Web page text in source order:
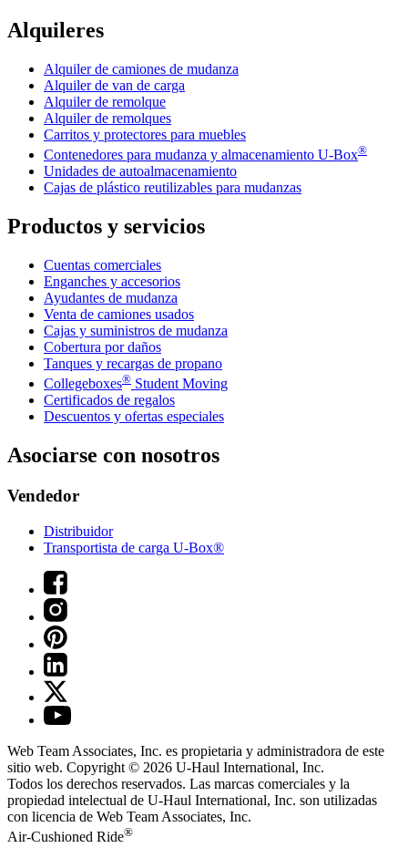
Alquileres
Alquiler de camiones de mudanza
Alquiler de van de carga
Alquiler de remolque
Alquiler de remolques
Carritos y protectores para muebles
Contenedores para mudanza y almacenamiento U-Box®
Unidades de autoalmacenamiento
Cajas de plástico reutilizables para mudanzas
Productos y servicios
Cuentas comerciales
Enganches y accesorios
Ayudantes de mudanza
Venta de camiones usados
Cajas y suministros de mudanza
Cobertura por daños
Tanques y recargas de propano
Collegeboxes® Student Moving
Certificados de regalos
Descuentos y ofertas especiales
Asociarse con nosotros
Vendedor
Distribuidor
Transportista de carga U-Box®
Web Team Associates, Inc. es propietaria y administradora de este
sitio web. Copyright © 2026 U-Haul International, Inc.
Todos los derechos reservados. Las marcas comerciales y la
propiedad intelectual de U-Haul International, Inc. son utilizadas
con licencia de Web Team Associates, Inc.
Air-Cushioned Ride®